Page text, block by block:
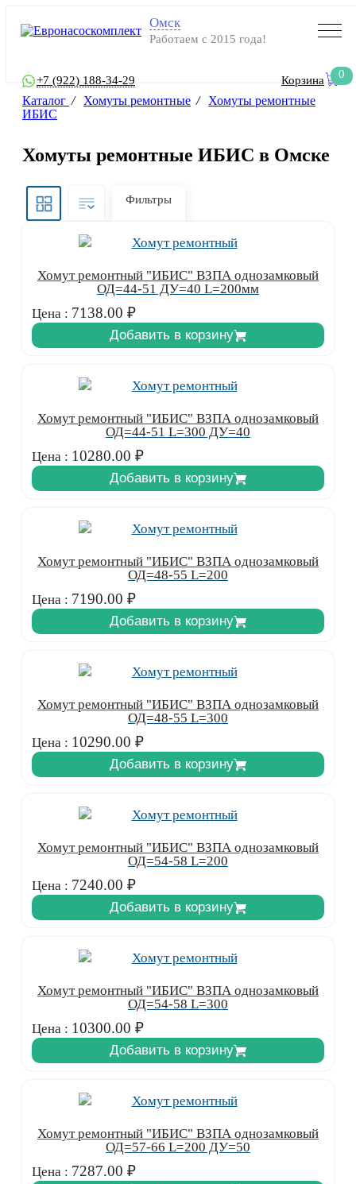
Омск
Работаем с 2015 года!
+7 (922) 188-34-29 Корзина
0
Каталог / Хомуты ремонтные / Хомуты ремонтные
ИБИС
Хомуты ремонтные ИБИС в Омске
Фильтры
Хомут ремонтный "ИБИС" ВЗПА однозамковый
ОД=44-51 ДУ=40 L=200мм
Цена : 7138.00 ₽
Добавить в корзину
Хомут ремонтный "ИБИС" ВЗПА однозамковый
ОД=44-51 L=300 ДУ=40
Цена : 10280.00 ₽
Добавить в корзину
Хомут ремонтный "ИБИС" ВЗПА однозамковый
ОД=48-55 L=200
Цена : 7190.00 ₽
Добавить в корзину
Хомут ремонтный "ИБИС" ВЗПА однозамковый
ОД=48-55 L=300
Цена : 10290.00 ₽
Добавить в корзину
Хомут ремонтный "ИБИС" ВЗПА однозамковый
ОД=54-58 L=200
Цена : 7240.00 ₽
Добавить в корзину
Хомут ремонтный "ИБИС" ВЗПА однозамковый
ОД=54-58 L=300
Цена : 10300.00 ₽
Добавить в корзину
Хомут ремонтный "ИБИС" ВЗПА однозамковый
ОД=57-66 L=200 ДУ=50
Цена : 7287.00 ₽